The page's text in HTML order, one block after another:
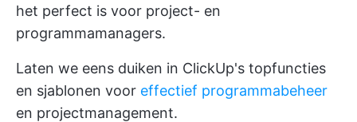
het perfect is voor project- en
programmamanagers.
Laten we eens duiken in ClickUp's topfuncties
en sjablonen voor effectief programmabeheer
en projectmanagement.